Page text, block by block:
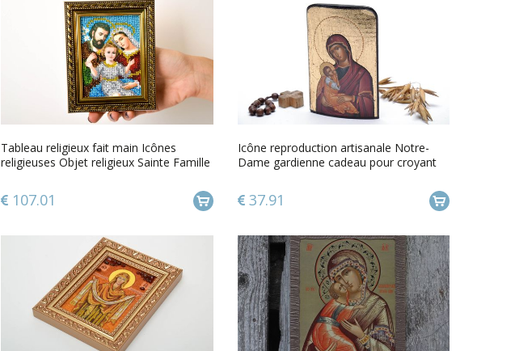
Tableau religieux fait main Icônes
religieuses Objet religieux Sainte Famille
107.01
Icône reproduction artisanale Notre-
Dame gardienne cadeau pour croyant
37.91